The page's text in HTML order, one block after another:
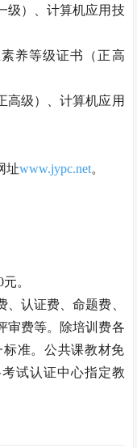
级）、计算机应用技
素养等级证书（正高
高级）、计算机应用
址www.jypc.net。
。
认证费、命题费、
审费等。除培训费各
准。公共课教材免
试认证中心指定教